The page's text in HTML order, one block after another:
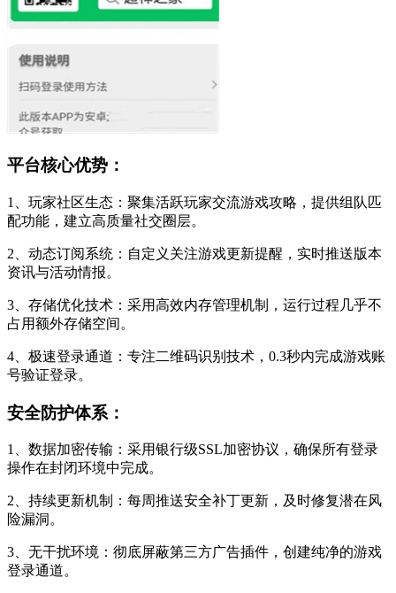
平台核心优势：
1、玩家社区生态：聚集活跃玩家交流游戏攻略，提供组队匹
配功能，建立高质量社交圈层。
2、动态订阅系统：自定义关注游戏更新提醒，实时推送版本
资讯与活动情报。
3、存储优化技术：采用高效内存管理机制，运行过程几乎不
占用额外存储空间。
4、极速登录通道：专注二维码识别技术，0.3秒内完成游戏账
号验证登录。
安全防护体系：
1、数据加密传输：采用银行级SSL加密协议，确保所有登录
操作在封闭环境中完成。
2、持续更新机制：每周推送安全补丁更新，及时修复潜在风
险漏洞。
3、无干扰环境：彻底屏蔽第三方广告插件，创建纯净的游戏
登录通道。